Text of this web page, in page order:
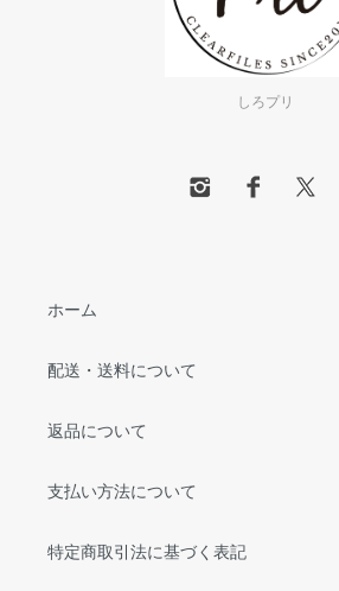
しろプリ
ホーム
配送・送料について
返品について
支払い方法について
特定商取引法に基づく表記